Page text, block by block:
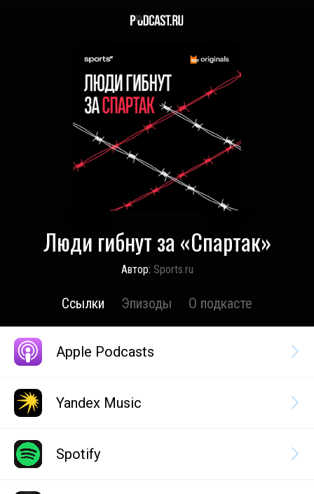
Люди гибнут за «Спартак»
Автор: Sports.ru
Ссылки Эпизоды О подкасте
Apple Podcasts
Yandex Music
Spotify